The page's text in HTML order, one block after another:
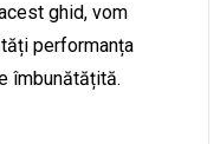
ghid, vom
performanța
îmbunătățită.